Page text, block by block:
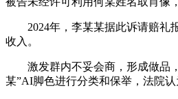
2024年，李某某据此诉请赔礼报
收入。
激发群内不妥会商，形成做品，
某”AI脚色进行分类和保举，法院